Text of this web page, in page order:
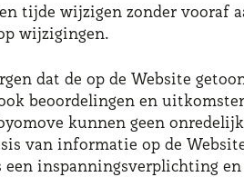
tijde wijzigen zonder vooraf
wijzigingen.
dat de op de Website
beoordelingen en
kunnen geen
van informatie op de
inspanningsverplichting